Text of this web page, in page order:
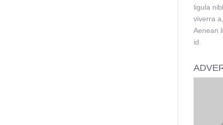
ligula
viverra
Aenean
id.